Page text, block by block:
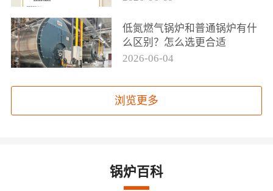
低氮燃气锅炉和普通锅炉有什
么区别？怎么选更合适
2026-06-04
浏览更多
锅炉百科